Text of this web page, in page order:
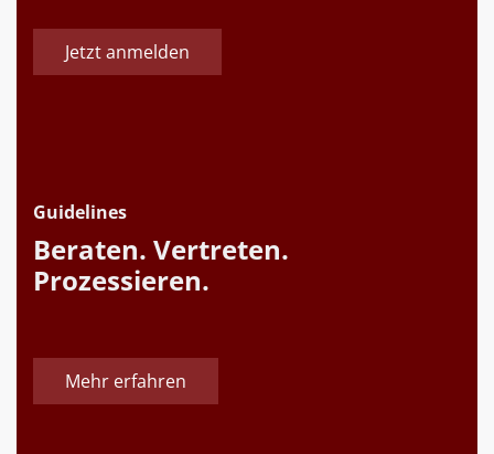
Jetzt anmelden
Guidelines
Beraten. Vertreten.
Prozessieren.
Mehr erfahren